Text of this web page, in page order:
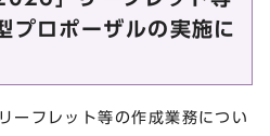
プロポーザルの実施に
フレット等の作成業務につい